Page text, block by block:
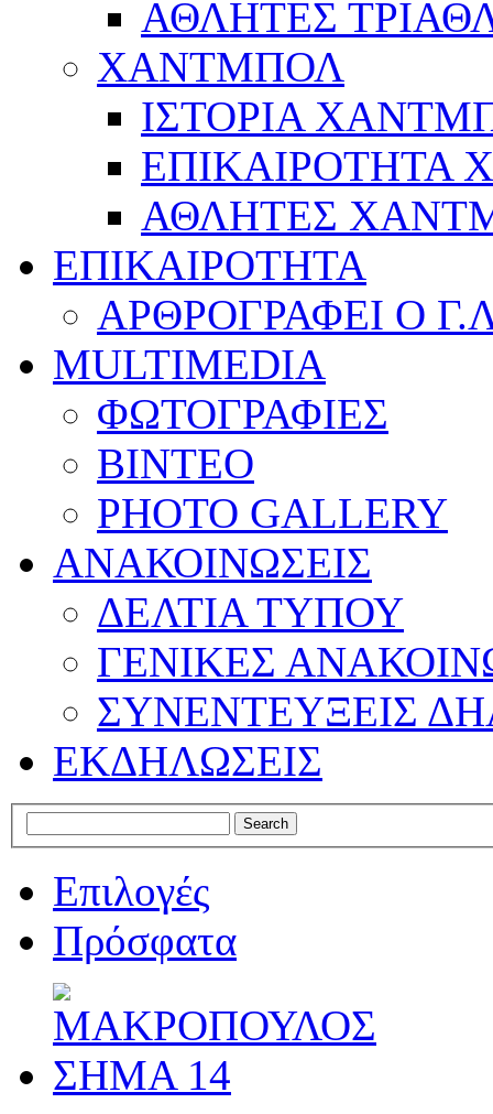
ΑΘΛΗΤΕΣ
ΧΑΝΤΜΠΟΛ
ΙΣΤΟΡΙΑ
ΕΠΙΚΑΙΡΟΤΗΤΑ
ΑΘΛΗΤΕΣ
ΕΠΙΚΑΙΡΟΤΗΤΑ
ΑΡΘΡΟΓΡΑΦΕΙ Ο
MULTIMEDIA
ΦΩΤΟΓΡΑΦΙΕΣ
ΒΙΝΤΕΟ
PHOTO GALLERY
ΑΝΑΚΟΙΝΩΣΕΙΣ
ΔΕΛΤΙΑ ΤΥΠΟΥ
ΓΕΝΙΚΕΣ
ΣΥΝΕΝΤΕΥΞΕΙΣ
ΕΚΔΗΛΩΣΕΙΣ
Επιλογές
Πρόσφατα